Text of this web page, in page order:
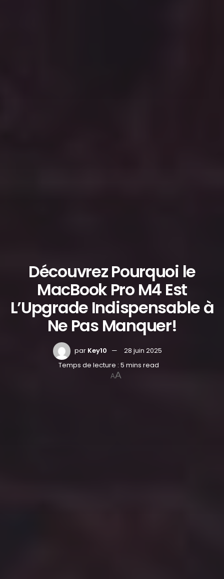
Découvrez Pourquoi le
MacBook Pro M4 Est
L’Upgrade Indispensable à
Ne Pas Manquer!
par Key10
28 juin 2025
Temps de lecture : 5 mins read
AA